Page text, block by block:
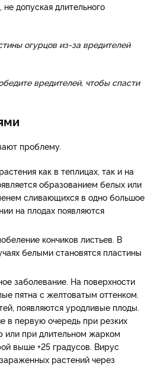
не допуская длительного
вредителей, чтобы спасти
проблему.
как в теплицах, так и на
образованием белых или
сливающихся в одно большое
на плодах появляются
кончиков листьев. В
белыми становятся пластины
заболевание. На поверхности
пятна с желтоватым оттенком.
появляются уродливые плоды.
в первую очередь при резких
или при длительном жарком
выше +25 градусов. Вирус
растений через